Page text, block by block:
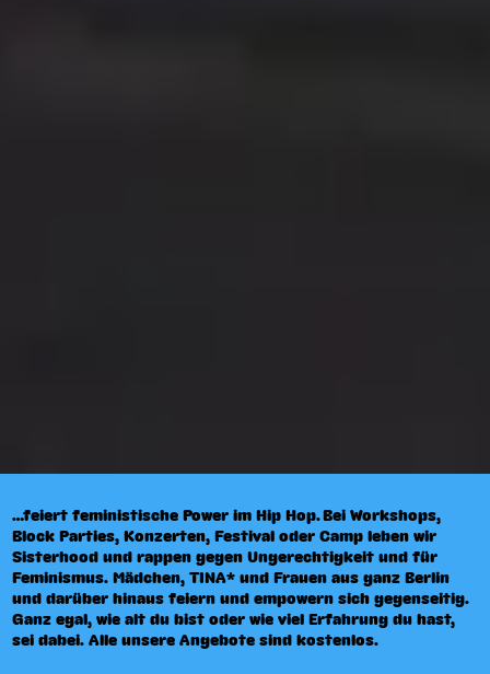
…feiert feministische Power im Hip Hop. Bei Workshops,
Block Parties, Konzerten, Festival oder Camp leben wir
Sisterhood und rappen gegen Ungerechtigkeit und für
Feminismus. Mädchen, TINA* und Frauen aus ganz Berlin
und darüber hinaus feiern und empowern sich gegenseitig.
Ganz egal, wie alt du bist oder wie viel Erfahrung du hast,
sei dabei. Alle unsere Angebote sind kostenlos.